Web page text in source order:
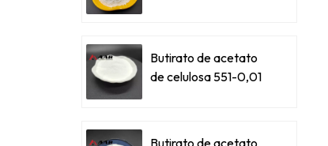
Butirato de acetato
de celulosa 551-0,01
Butirato de acetato